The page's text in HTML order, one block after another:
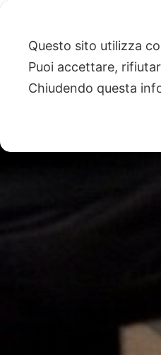
Questo sito utilizza
Puoi accettare,
Chiudendo questa